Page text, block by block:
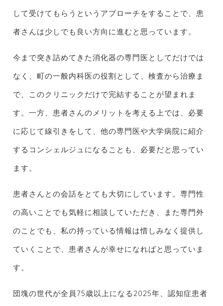
して受けてもらうというアプローチをすることで、患
者さんは少しでも良い方向に進むと思っています。
今まで突き詰めてきた消化器の専門医としてだけでは
なく、町の一般内科医の役割として、検査から治療ま
で、このクリニックだけで完結することが望まれま
す。一方、患者さんのメリットを考える上では、必要
に応じて線引きをして、他の専門医や大学病院に紹介
するコンシェルジュになることも、必要だと思ってい
ます。
患者さんとの会話をとても大切にしています。専門性
の高いことでも気軽に相談していただき、また専門外
のことでも、私の持っている情報は惜しみなく提供し
ていくことで、患者さんが幸せになればと思っていま
す。
団塊の世代が全員75歳以上になる2025年、認知症患者